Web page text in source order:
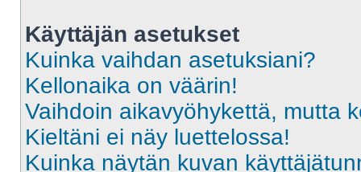
Käyttäjän asetukset
Kuinka vaihdan asetuksiani?
Kellonaika on väärin!
Vaihdoin aikavyöhykettä, mutta
Kieltäni ei näy luettelossa!
Kuinka näytän kuvan